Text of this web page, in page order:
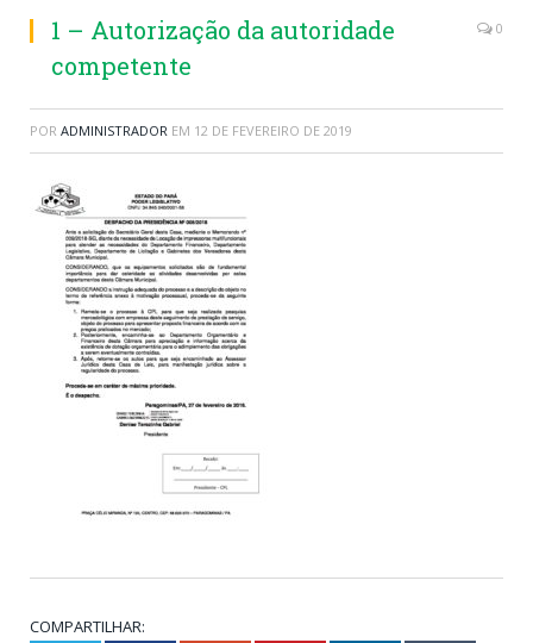
1 – Autorização da autoridade
competente
0
POR ADMINISTRADOR EM 12 DE FEVEREIRO DE 2019
COMPARTILHAR: